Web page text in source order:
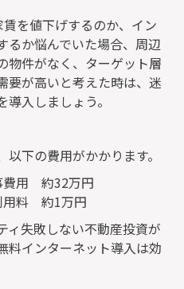
を値下げするのか、イン
るか悩んでいた場合、周辺
物件がなく、ターゲット層
要が高いと考えた時は、迷
入しましょう。
下の費用がかかります。
費用 約32万円
用料 約1万円
ィ失敗しない不動産投資が
インターネット導入は効